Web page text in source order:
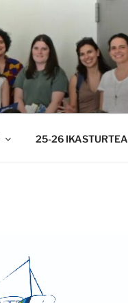
25-26 IKASTURTEA